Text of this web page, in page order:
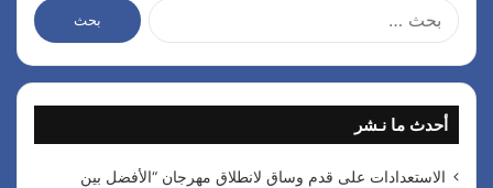
ح
ث
ن
:
أحدث ما نـشر
الاستعدادات على قدم وساق لانطلاق مهرجان “الأفضل بين